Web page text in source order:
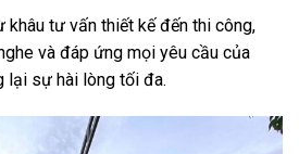
khâu tư vấn thiết kế đến thi công,
và đáp ứng mọi yêu cầu của
lại sự hài lòng tối đa.